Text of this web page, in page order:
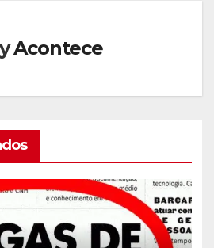
Acontece